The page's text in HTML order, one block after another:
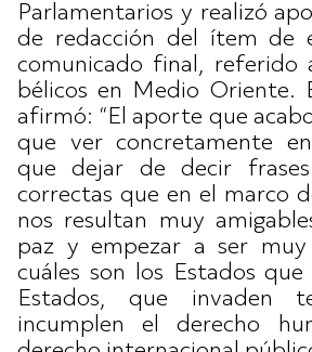
Parlamentarios y realizó
de redacción del ítem de
comunicado final, referido
bélicos en Medio Oriente.
afirmó: “El aporte que
que ver concretamente
que dejar de decir
correctas que en el marco
nos resultan muy
paz y empezar a ser muy
cuáles son los Estados
Estados, que invaden
incumplen el derecho